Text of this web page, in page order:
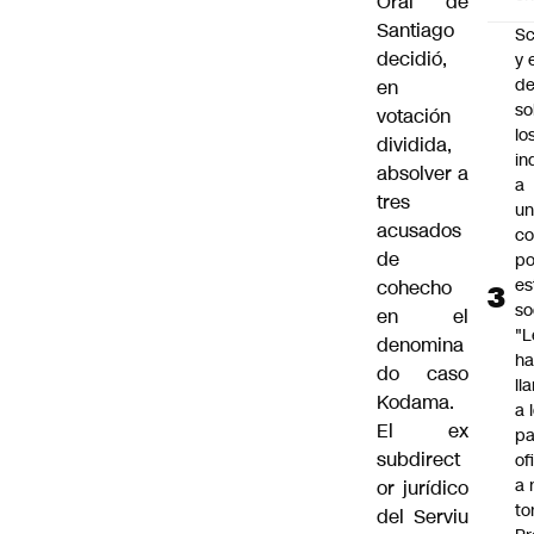
Santiago
decidió,
en
votación
dividida,
absolver a
tres
acusados
de
cohecho
en el
denomina
do caso
Kodama.
El ex
subdirect
or jurídico
del Serviu
y
a
a
a